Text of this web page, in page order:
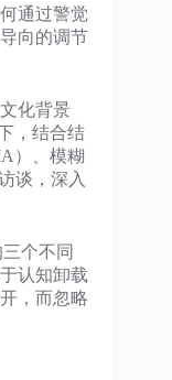
通过警觉
向的调节
化背景
，结合结
）、模糊
谈，深入
个不同
认知卸载
，而忽略